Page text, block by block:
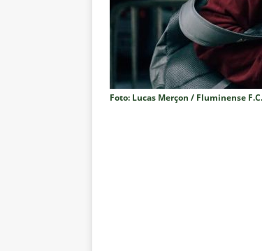
do Brasil 2026
[ 5 de agosto de
Estatísticas
[ 5 de agosto de
pela Copa do
Foto: Lucas Merçon / Fluminense F.C.